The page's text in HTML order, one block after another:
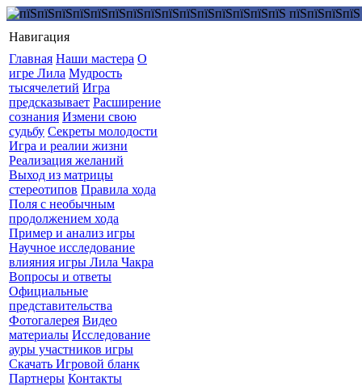
Навигация
Главная Наши мастера О
игре Лила Мудрость
тысячелетий Игра
предсказывает Расширение
сознания Измени свою
судьбу Секреты молодости
Игра и реалии жизни
Реализация желаний
Выход из матрицы
стереотипов Правила хода
Поля с необычным
продолжением хода
Пример и анализ игры
Научное исследование
влияния игры Лила Чакра
Вопросы и ответы
Официальные
представительства
Фотогалерея Видео
материалы Исследование
ауры участников игры
Скачать Игровой бланк
Партнеры Контакты